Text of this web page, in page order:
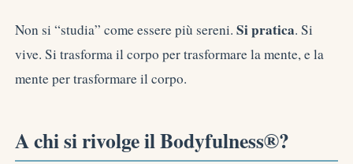
Non si “studia” come essere più sereni. Si pratica. Si
vive. Si trasforma il corpo per trasformare la mente, e la
mente per trasformare il corpo.
A chi si rivolge il Bodyfulness®?